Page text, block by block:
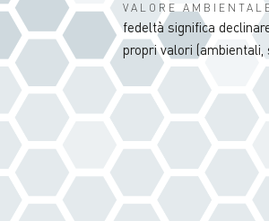
VALORE
fedeltà significa
propri valori (ambientali,